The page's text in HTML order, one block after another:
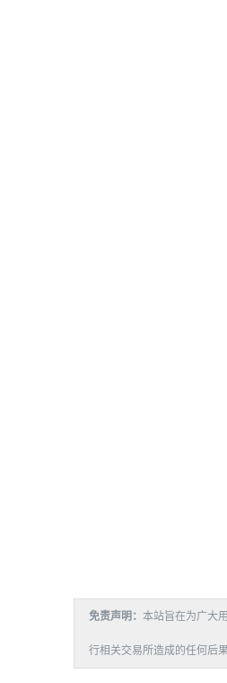
免责声明： 本站旨在为广大
行相关交易所造成的任何后